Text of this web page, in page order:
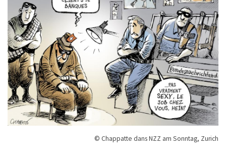
© Chappatte dans NZZ am Sonntag, Zurich